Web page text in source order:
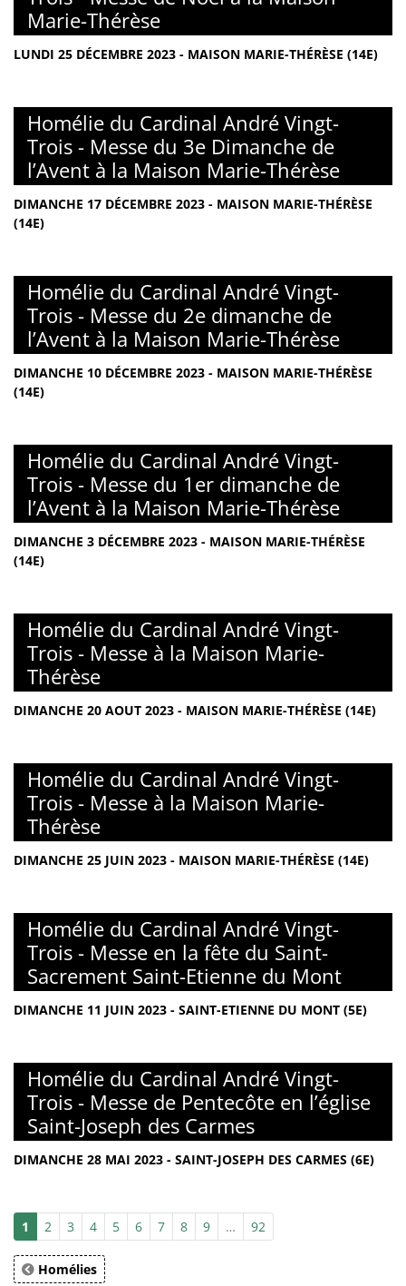
Marie-Thérèse
LUNDI 25 DÉCEMBRE 2023 - MAISON MARIE-THÉRÈSE (14E)
Homélie du Cardinal André Vingt-
Trois - Messe du 3e Dimanche de
l’Avent à la Maison Marie-Thérèse
DIMANCHE 17 DÉCEMBRE 2023 - MAISON MARIE-THÉRÈSE
(14E)
Homélie du Cardinal André Vingt-
Trois - Messe du 2e dimanche de
l’Avent à la Maison Marie-Thérèse
DIMANCHE 10 DÉCEMBRE 2023 - MAISON MARIE-THÉRÈSE
(14E)
Homélie du Cardinal André Vingt-
Trois - Messe du 1er dimanche de
l’Avent à la Maison Marie-Thérèse
DIMANCHE 3 DÉCEMBRE 2023 - MAISON MARIE-THÉRÈSE
(14E)
Homélie du Cardinal André Vingt-
Trois - Messe à la Maison Marie-
Thérèse
DIMANCHE 20 AOUT 2023 - MAISON MARIE-THÉRÈSE (14E)
Homélie du Cardinal André Vingt-
Trois - Messe à la Maison Marie-
Thérèse
DIMANCHE 25 JUIN 2023 - MAISON MARIE-THÉRÈSE (14E)
Homélie du Cardinal André Vingt-
Trois - Messe en la fête du Saint-
Sacrement Saint-Etienne du Mont
DIMANCHE 11 JUIN 2023 - SAINT-ETIENNE DU MONT (5E)
Homélie du Cardinal André Vingt-
Trois - Messe de Pentecôte en l’église
Saint-Joseph des Carmes
DIMANCHE 28 MAI 2023 - SAINT-JOSEPH DES CARMES (6E)
1 2 3 4 5 6 7 8 9 … 92
Homélies